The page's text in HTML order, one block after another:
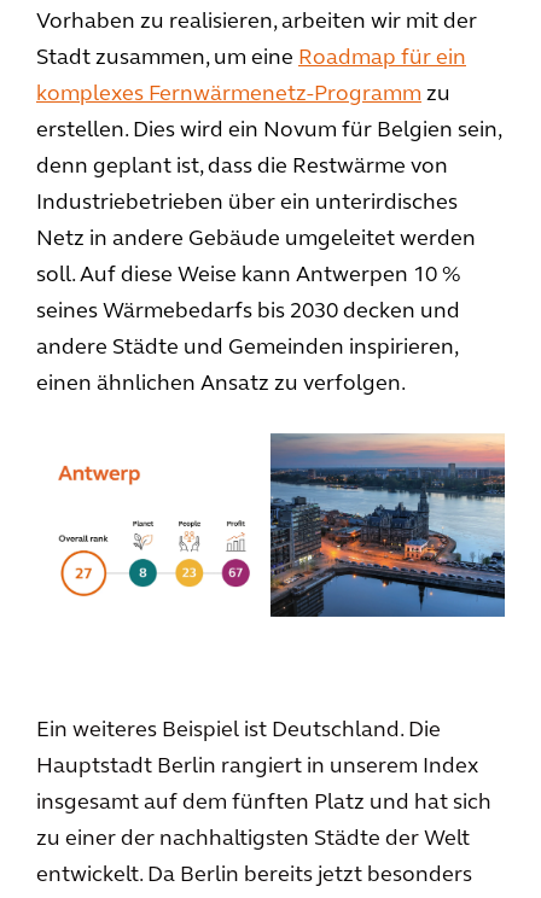
Vorhaben zu realisieren, arbeiten wir mit der
Stadt zusammen, um eine Roadmap für ein
komplexes Fernwärmenetz-Programm zu
erstellen. Dies wird ein Novum für Belgien sein,
denn geplant ist, dass die Restwärme von
Industriebetrieben über ein unterirdisches
Netz in andere Gebäude umgeleitet werden
soll. Auf diese Weise kann Antwerpen 10 %
seines Wärmebedarfs bis 2030 decken und
andere Städte und Gemeinden inspirieren,
einen ähnlichen Ansatz zu verfolgen.
Ein weiteres Beispiel ist Deutschland. Die
Hauptstadt Berlin rangiert in unserem Index
insgesamt auf dem fünften Platz und hat sich
zu einer der nachhaltigsten Städte der Welt
entwickelt. Da Berlin bereits jetzt besonders